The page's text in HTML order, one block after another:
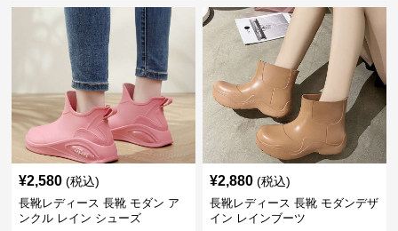
¥2,580 (税込)
長靴レディース 長靴 モダン ア
ンクル レイン シューズ
¥2,880 (税込)
長靴レディース 長靴 モダンデザ
イン レインブーツ